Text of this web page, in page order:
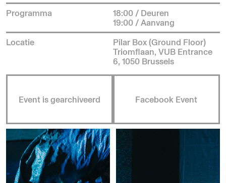
Programma
18:00 / Deuren
19:00 / Aanvang
Locatie
Pilar Box (Ground Floor)
Triomflaan, VUB Entrance
6, 1050 Brussels
Event is gearchiveerd Facebook Event